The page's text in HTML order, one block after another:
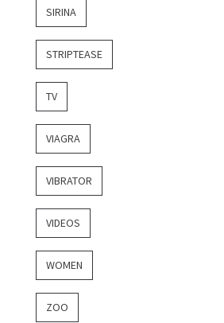
SIRINA
STRIPTEASE
TV
VIAGRA
VIBRATOR
VIDEOS
WOMEN
ZOO